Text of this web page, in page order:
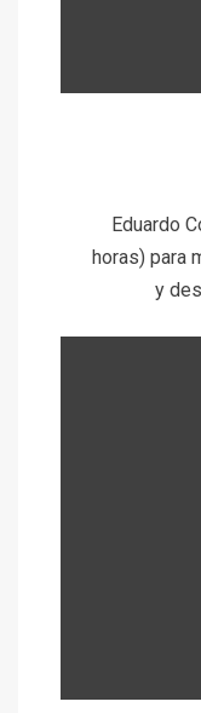
Eduardo
horas) para
y